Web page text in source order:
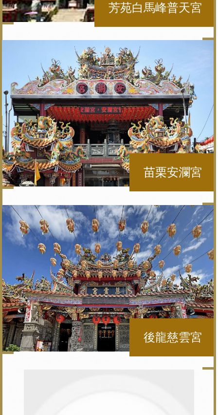
芳苑白馬峰普天宮
苗栗安瀾宮
後龍慈雲宮